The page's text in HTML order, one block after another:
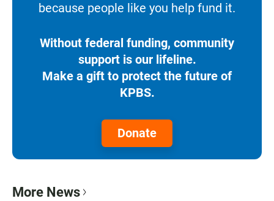
because people like you help fund it.
Without federal funding, community
support is our lifeline.
Make a gift to protect the future of
KPBS.
Donate
More News